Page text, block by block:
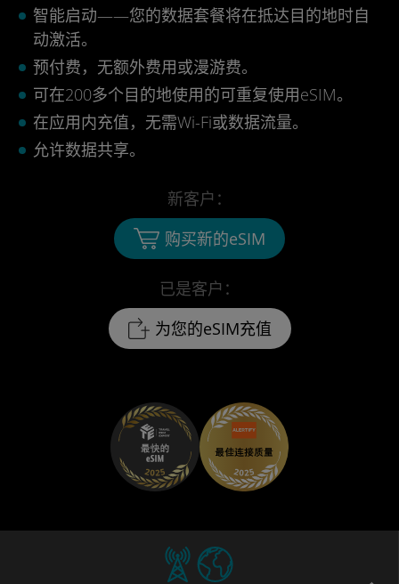
智能启动——您的数据套餐将在抵达目的地时自
动激活。
预付费，无额外费用或漫游费。
可在200多个目的地使用的可重复使用eSIM。
在应用内充值，无需Wi-Fi或数据流量。
允许数据共享。
已是客户：
为您的eSIM充值
新客户：
购买新的eSIM